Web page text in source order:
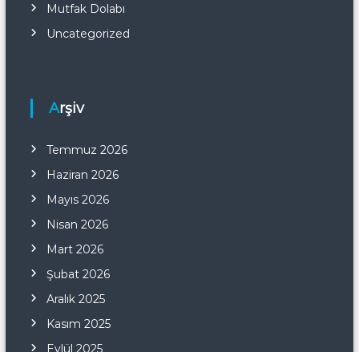
Mutfak Dolabı
Uncategorized
Arşiv
Temmuz 2026
Haziran 2026
Mayıs 2026
Nisan 2026
Mart 2026
Şubat 2026
Aralık 2025
Kasım 2025
Eylül 2025